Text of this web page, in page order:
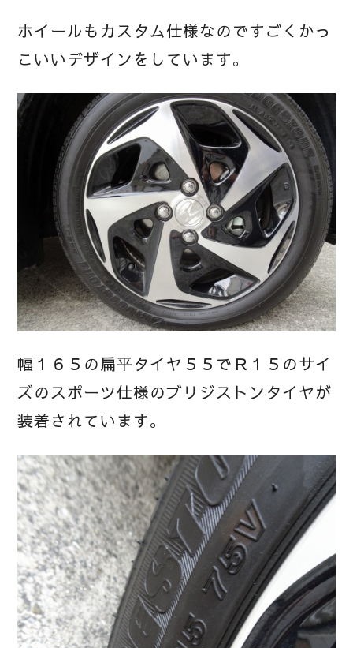
ホイールもカスタム仕様なのですごくかっ
こいいデザインをしています。
幅１６５の扁平タイヤ５５でＲ１５のサイ
ズのスポーツ仕様のブリジストンタイヤが
装着されています。